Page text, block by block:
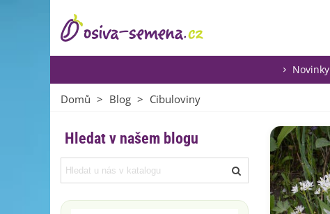
Novinky
Domů > Blog > Cibuloviny
Hledat v našem blogu